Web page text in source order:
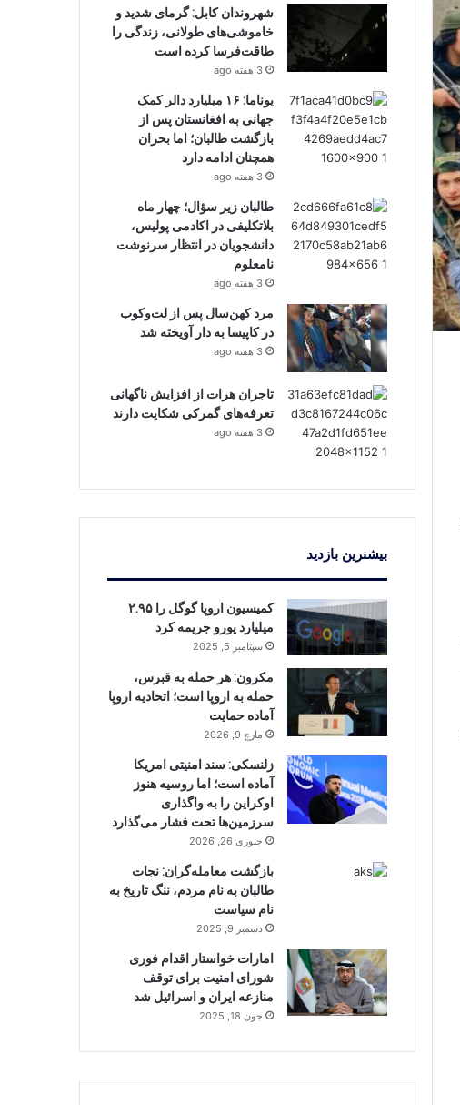
شهروندان کابل: گرمای شدید و
خاموشی‌های طولانی، زندگی را
طاقت‌فرسا کرده است
3 هفته ago
یوناما: ۱۶ میلیارد دالر کمک
جهانی به افغانستان پس از
بازگشت طالبان؛ اما بحران
همچنان ادامه دارد
3 هفته ago
طالبان زیر سؤال؛ چهار ماه
بلاتکلیفی در اکادمی پولیس،
دانشجویان در انتظار سرنوشت
نامعلوم
3 هفته ago
مرد کهن‌سال پس از لت‌وکوب
در کاپیسا به دار آویخته شد
3 هفته ago
تاجران هرات از افزایش ناگهانی
تعرفه‌های گمرکی شکایت دارند
3 هفته ago
بیشنرین بازدید
کمیسیون اروپا گوگل را ۲.۹۵
میلیارد یورو جریمه کرد
سپتامبر 5, 2025
مکرون: هر حمله به قبرس،
حمله به اروپا است؛ اتحادیه اروپا
آماده حمایت
مارچ 9, 2026
زلنسکی: سند امنیتی امریکا
آماده است؛ اما روسیه هنوز
اوکراین را به واگذاری
سرزمین‌ها تحت فشار می‌گذارد
جنوری 26, 2026
بازگشت معامله‌گران: نجات
طالبان به نام مردم، ننگ تاریخ به
نام سیاست
دسمبر 9, 2025
امارات خواستار اقدام فوری
شورای امنیت برای توقف
منازعه ایران و اسرائیل شد
جون 18, 2025